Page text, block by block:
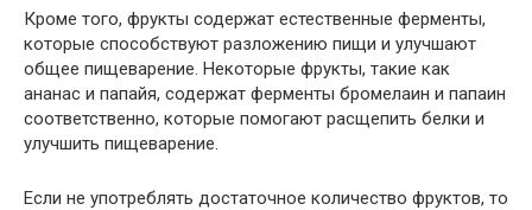
Кроме того, фрукты содержат естественные ферменты,
которые способствуют разложению пищи и улучшают
общее пищеварение. Некоторые фрукты, такие как
ананас и папайя, содержат ферменты бромелаин и папаин
соответственно, которые помогают расщепить белки и
улучшить пищеварение.
Если не употреблять достаточное количество фруктов, то